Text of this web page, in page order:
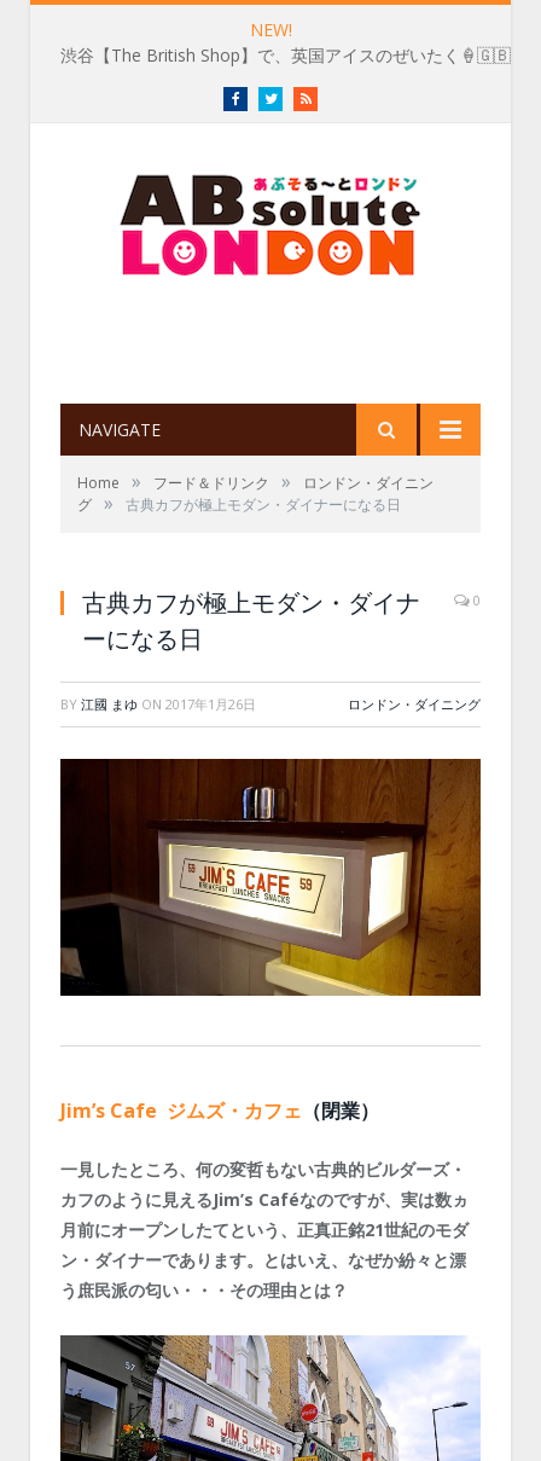
NEW!
渋谷【The British Shop】で、英国アイスのぜいたく🍦🇬🇧
FacebookTwitterRSS
NAVIGATE
Home » フード＆ドリンク »
ロンドン・ダイニン
グ » 古典カフが極上モダン・ダイナーになる日
古典カフが極上モダン・ダイナ
ーになる日
0
BY 江國 まゆ ON 2017年1月26日 ロンドン・ダイニング
Jim’s Cafe ジムズ・カフェ （閉業）
一見したところ、何の変哲もない古典的ビルダーズ・
カフのように見えるJim’s Caféなのですが、実は数ヵ
月前にオープンしたてという、正真正銘21世紀のモダ
ン・ダイナーであります。とはいえ、なぜか紛々と漂
う庶民派の匂い・・・その理由とは？